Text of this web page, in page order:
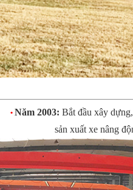
• Năm 2003: Bắt đầu xây
sản xuất xe nâng